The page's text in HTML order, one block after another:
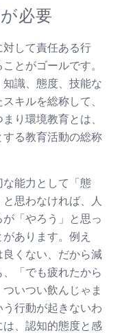
必要
して責任ある行
とがゴールです。
識、態度、技能な
キルを総称して、
り環境教育とは、
する教育活動の総称
な能力として「態
思わなければ、人
「やろう」と思っ
あります。例え
くない、だから減
「でも疲れたから
いつい飲んじゃま
行動が起きないわ
、認知的態度と感